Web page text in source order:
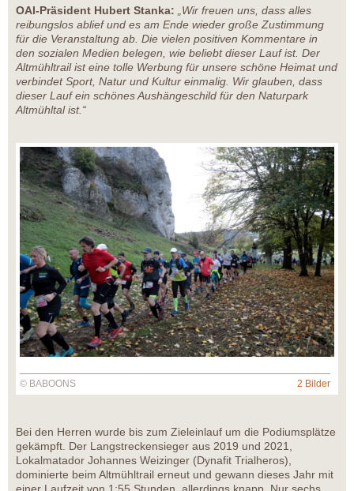
OAI-Präsident Hubert Stanka: „Wir freuen uns, dass alles
reibungslos ablief und es am Ende wieder große Zustimmung
für die Veranstaltung ab. Die vielen positiven Kommentare in
den sozialen Medien belegen, wie beliebt dieser Lauf ist. Der
Altmühltrail ist eine tolle Werbung für unsere schöne Heimat und
verbindet Sport, Natur und Kultur einmalig. Wir glauben, dass
dieser Lauf ein schönes Aushängeschild für den Naturpark
Altmühltal ist.“
© BABOONS 2 Bilder
Bei den Herren wurde bis zum Zieleinlauf um die Podiumsplätze
gekämpft. Der Langstreckensieger aus 2019 und 2021,
Lokalmatador Johannes Weizinger (Dynafit Trialheros),
dominierte beim Altmühltrail erneut und gewann dieses Jahr mit
einer Laufzeit von 1:55 Stunden, allerdings knapp. Nur sechs